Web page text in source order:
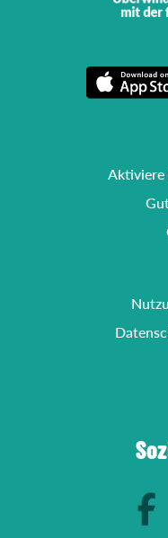
Aktiviere